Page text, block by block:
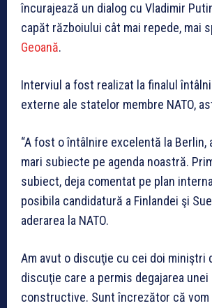
încurajează un dialog cu Vladimir
capăt războiului cât mai repede, mai
Geoană.
Interviul a fost realizat la finalul
externe ale statelor membre NATO,
“A fost o întâlnire excelentă la Berlin,
mari subiecte pe agenda noastră.
subiect, deja comentat pe plan
posibila candidatură a Finlandei şi
aderarea la NATO.
Am avut o discuţie cu cei doi miniştri
discuţie care a permis degajarea
constructive. Sunt încrezător că vom